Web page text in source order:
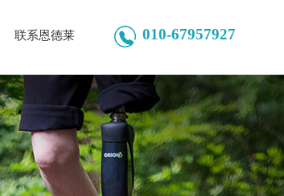
联系恩德莱 010-67957927